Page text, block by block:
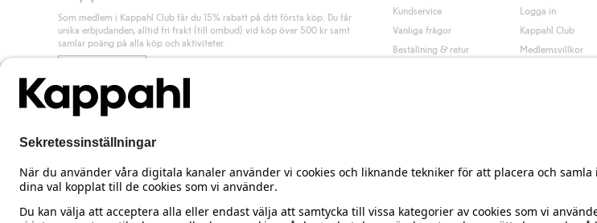
Som medlem i Kappahl Club får du 15% rabatt på ditt första köp. Du får
unika erbjudanden, alltid fri frakt (till ombud) vid köp över 500 kr samt
samlar poäng på alla köp och aktiviteter.
Kundservice
Vanliga frågor
Beställning & retur
Logga in
Kappahl Club
Medlemsvillkor
Sweden Ändra land